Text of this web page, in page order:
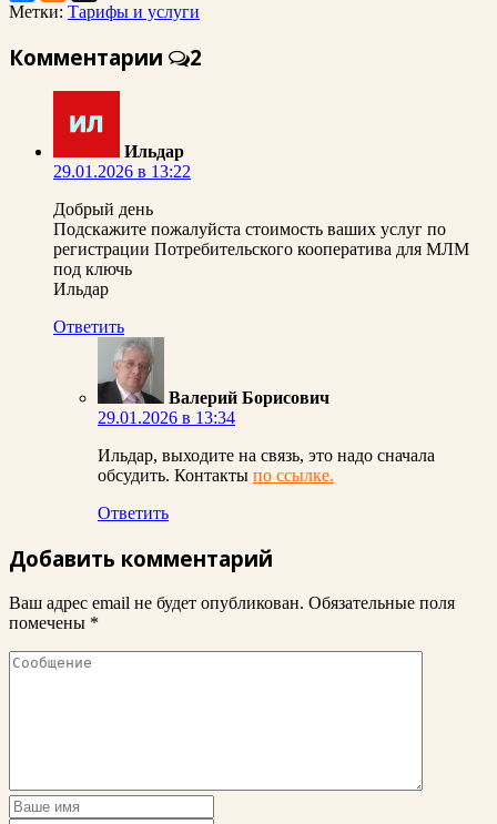
Метки: Тарифы и услуги
Комментарии 2
Ильдар
29.01.2026 в 13:22
Добрый день
Подскажите пожалуйста стоимость ваших услуг по
регистрации Потребительского кооператива для МЛМ
под ключь
Ильдар
Ответить
Валерий Борисович
29.01.2026 в 13:34
Ильдар, выходите на связь, это надо сначала
обсудить. Контакты по ссылке.
Ответить
Добавить комментарий
Ваш адрес email не будет опубликован. Обязательные поля
помечены *